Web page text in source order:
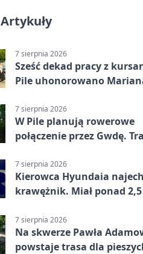
7 sierpnia 2026
Sześć dekad pracy z
Pile uhonorowano
7 sierpnia 2026
W Pile planują rowerowe
połączenie przez Gwdę.
7 sierpnia 2026
Kierowca Hyundaia
krawężnik. Miał ponad
7 sierpnia 2026
Na skwerze Pawła
powstaje trasa dla